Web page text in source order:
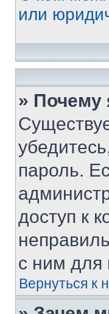
или
» Почему
пароль.
доступ к
с ним для
Вернуться к